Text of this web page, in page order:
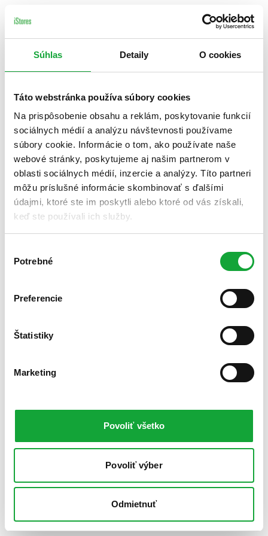
Súhlas Detaily O cookies
Táto webstránka používa súbory cookies
Na prispôsobenie obsahu a reklám, poskytovanie funkcií
sociálnych médií a analýzu návštevnosti používame
súbory cookie. Informácie o tom, ako používate naše
webové stránky, poskytujeme aj našim partnerom v
oblasti sociálnych médií, inzercie a analýzy. Títo partneri
môžu príslušné informácie skombinovať s ďalšími
údajmi, ktoré ste im poskytli alebo ktoré od vás získali,
keď ste používali ich služby.
súhlasu
Potrebné
Preferencie
Štatistiky
Marketing
Povoliť všetko
Povoliť výber
Odmietnuť